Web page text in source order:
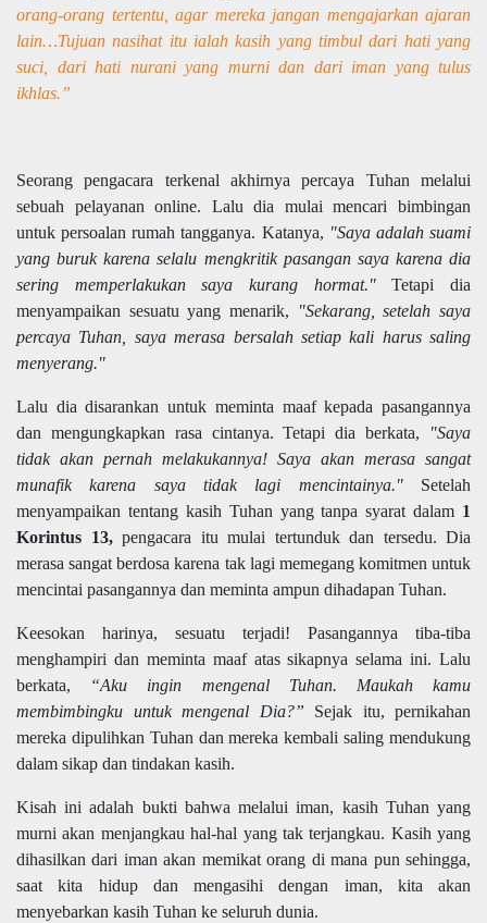
orang-orang tertentu, agar mereka jangan mengajarkan ajaran
lain…Tujuan nasihat itu ialah kasih yang timbul dari hati yang
suci, dari hati nurani yang murni dan dari iman yang tulus
ikhlas.”
Seorang pengacara terkenal akhirnya percaya Tuhan melalui
sebuah pelayanan online. Lalu dia mulai mencari bimbingan
untuk persoalan rumah tangganya. Katanya, "Saya adalah suami
yang buruk karena selalu mengkritik pasangan saya karena dia
sering memperlakukan saya kurang hormat."Tetapi dia
menyampaikan sesuatu yang menarik,
"Sekarang, setelah saya
percaya Tuhan, saya merasa bersalah setiap kali harus saling
menyerang."
Lalu dia disarankan untuk meminta maaf kepada pasangannya
dan mengungkapkan rasa cintanya. Tetapi dia berkata,
"Saya
tidak akan pernah melakukannya! Saya akan merasa sangat
munafik karena saya tidak lagi mencintainya." Setelah
menyampaikan tentang kasih Tuhan yang tanpa syarat dalam 1
Korintus 13,pengacara itu mulai tertunduk dan tersedu. Dia
merasa sangat berdosa karena tak lagi memegang komitmen untuk
mencintai pasangannya dan meminta ampun dihadapan Tuhan.
Keesokan harinya, sesuatu terjadi! Pasangannya tiba-tiba
menghampiri dan meminta maaf atas sikapnya selama ini. Lalu
berkata,
“Aku ingin mengenal Tuhan. Maukah kamu
membimbingku untuk mengenal Dia?” Sejak itu, pernikahan
mereka dipulihkan Tuhan dan mereka kembali saling mendukung
dalam sikap dan tindakan kasih.
Kisah ini adalah bukti bahwa melalui iman, kasih Tuhan yang
murni akan menjangkau hal-hal yang tak terjangkau. Kasih yang
dihasilkan dari iman akan memikat orang di mana pun sehingga,
saat kita hidup dan mengasihi dengan iman, kita akan
menyebarkan kasih Tuhan ke seluruh dunia.